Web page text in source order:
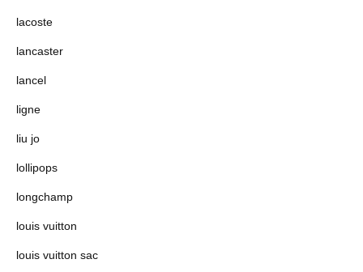
lacoste
lancaster
lancel
ligne
liu jo
lollipops
longchamp
louis vuitton
louis vuitton sac